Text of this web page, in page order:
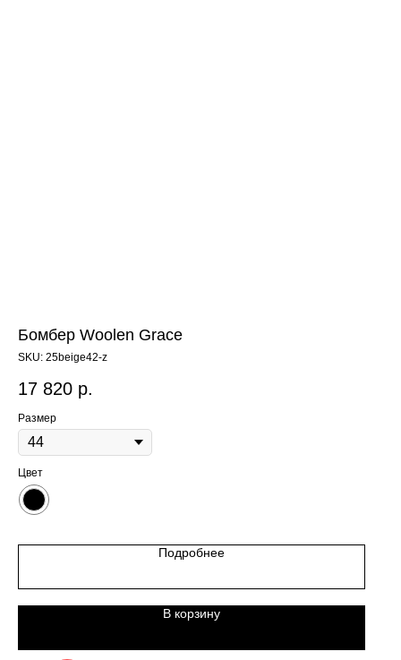
Бомбер Woolen Grace
SKU: 25beige42-z
17 820 р.
Размер
Цвет
Подробнее
В корзину